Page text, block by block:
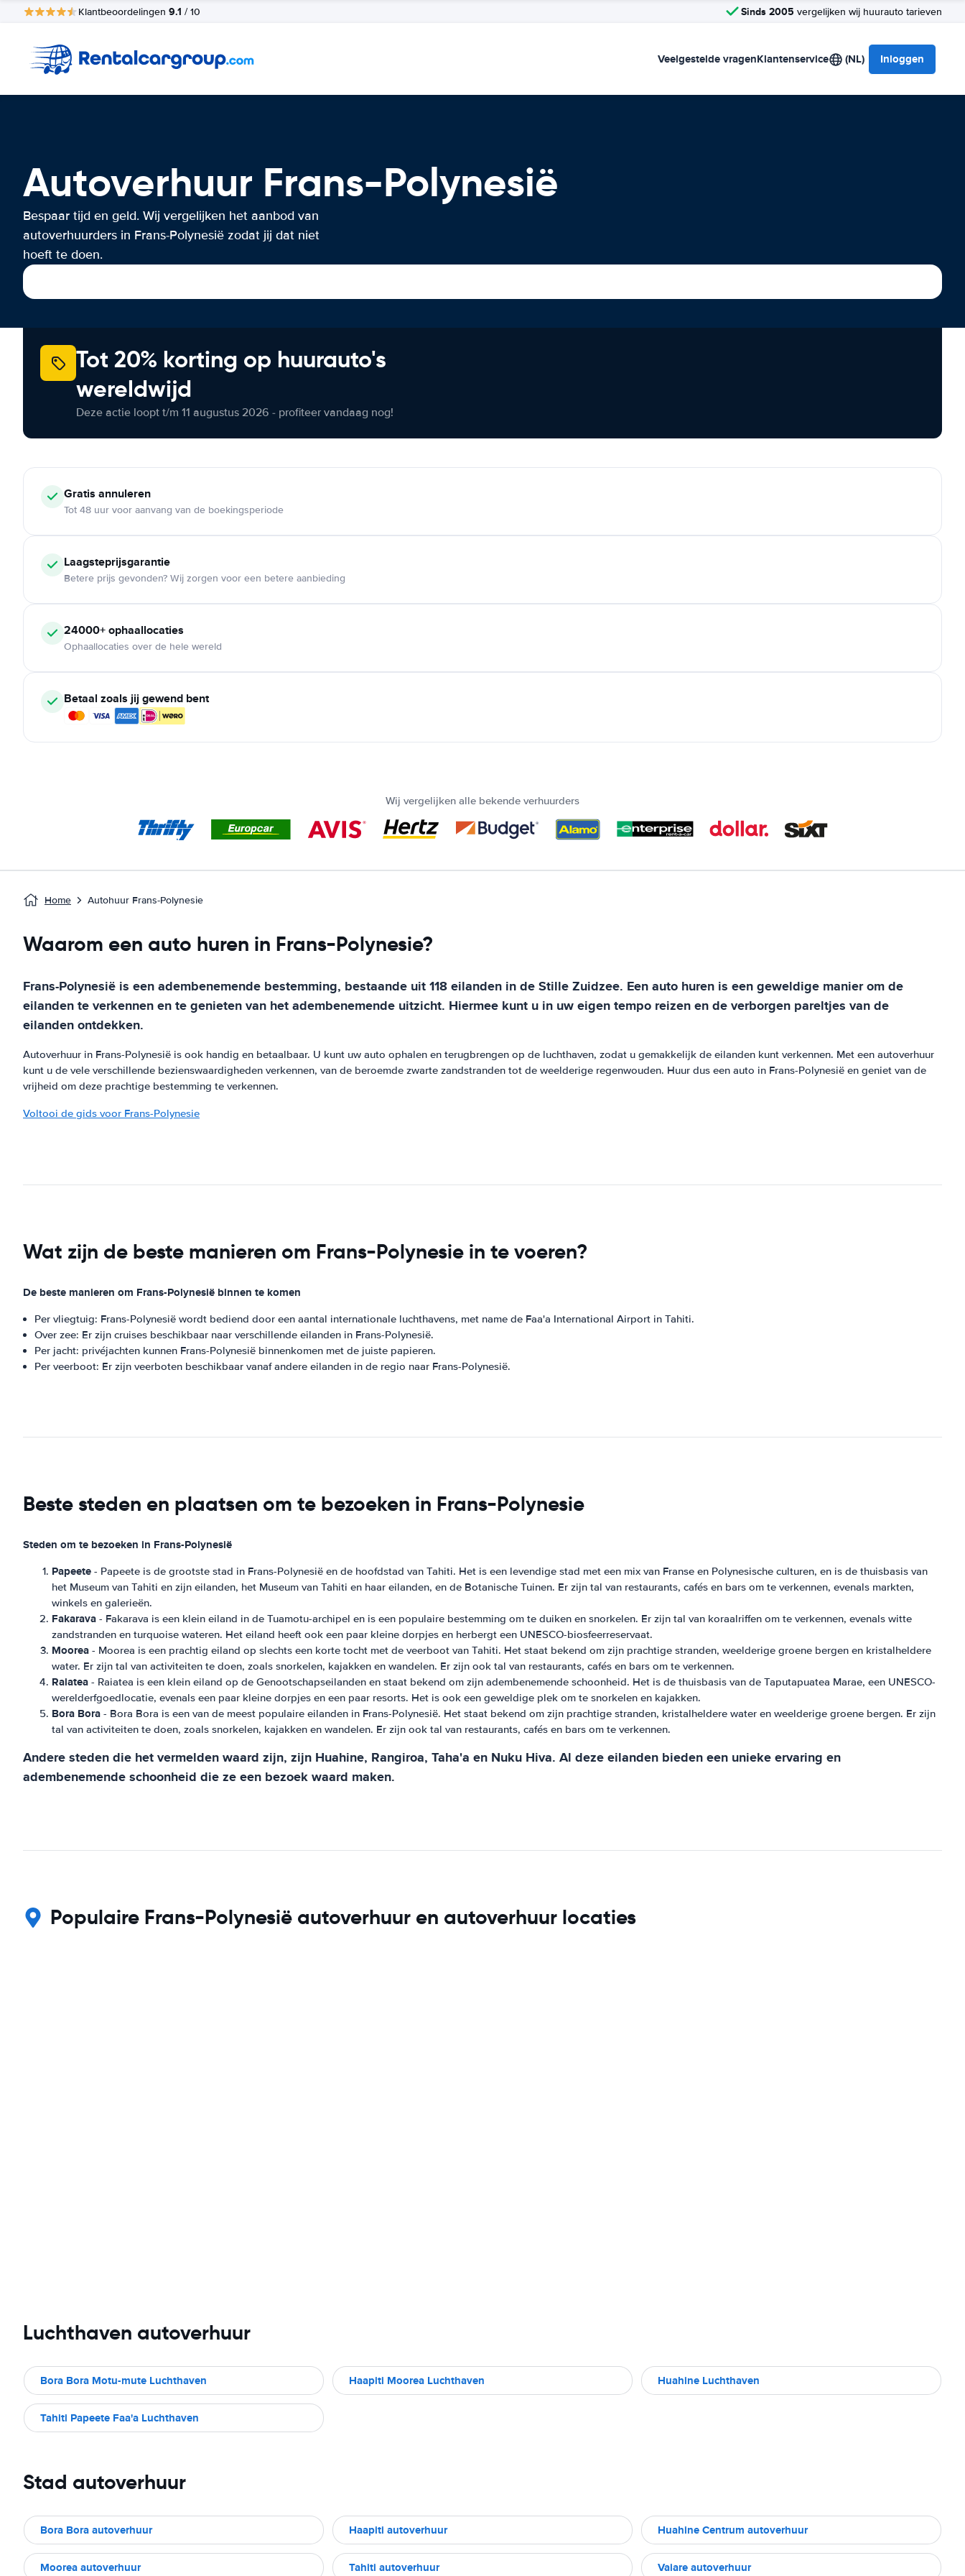
Klantbeoordelingen 9.1 / 10 Sinds 2005 vergelijken wij huurauto tarieven
Veelgestelde vragenKlantenservice (NL) Inloggen
Autoverhuur Frans-Polynesië
Bespaar tijd en geld. Wij vergelijken het aanbod van
autoverhuurders in Frans-Polynesië zodat jij dat niet
hoeft te doen.
Tot 20% korting op huurauto's
wereldwijd
Deze actie loopt t/m 11 augustus 2026 - profiteer vandaag nog!
Gratis annuleren
Tot 48 uur voor aanvang van de boekingsperiode
Laagsteprijsgarantie
Betere prijs gevonden? Wij zorgen voor een betere aanbieding
24000+ ophaallocaties
Ophaallocaties over de hele wereld
Betaal zoals jij gewend bent
Wij vergelijken alle bekende verhuurders
Home Autohuur Frans-Polynesie
Waarom een auto huren in Frans-Polynesie?
Frans-Polynesië is een adembenemende bestemming, bestaande uit 118 eilanden in de Stille Zuidzee. Een auto huren is een geweldige manier om de
eilanden te verkennen en te genieten van het adembenemende uitzicht. Hiermee kunt u in uw eigen tempo reizen en de verborgen pareltjes van de
eilanden ontdekken.
Autoverhuur in Frans-Polynesië is ook handig en betaalbaar. U kunt uw auto ophalen en terugbrengen op de luchthaven, zodat u gemakkelijk de eilanden kunt verkennen. Met een autoverhuur
kunt u de vele verschillende bezienswaardigheden verkennen, van de beroemde zwarte zandstranden tot de weelderige regenwouden. Huur dus een auto in Frans-Polynesië en geniet van de
vrijheid om deze prachtige bestemming te verkennen.
Voltooi de gids voor Frans-Polynesie
Wat zijn de beste manieren om Frans-Polynesie in te voeren?
De beste manieren om Frans-Polynesië binnen te komen
Per vliegtuig: Frans-Polynesië wordt bediend door een aantal internationale luchthavens, met name de Faa'a International Airport in Tahiti.
Over zee: Er zijn cruises beschikbaar naar verschillende eilanden in Frans-Polynesië.
Per jacht: privéjachten kunnen Frans-Polynesië binnenkomen met de juiste papieren.
Per veerboot: Er zijn veerboten beschikbaar vanaf andere eilanden in de regio naar Frans-Polynesië.
Beste steden en plaatsen om te bezoeken in Frans-Polynesie
Steden om te bezoeken in Frans-Polynesië
Papeete - Papeete is de grootste stad in Frans-Polynesië en de hoofdstad van Tahiti. Het is een levendige stad met een mix van Franse en Polynesische culturen, en is de thuisbasis van
het Museum van Tahiti en zijn eilanden, het Museum van Tahiti en haar eilanden, en de Botanische Tuinen. Er zijn tal van restaurants, cafés en bars om te verkennen, evenals markten,
winkels en galerieën.
Fakarava - Fakarava is een klein eiland in de Tuamotu-archipel en is een populaire bestemming om te duiken en snorkelen. Er zijn tal van koraalriffen om te verkennen, evenals witte
zandstranden en turquoise wateren. Het eiland heeft ook een paar kleine dorpjes en herbergt een UNESCO-biosfeerreservaat.
Moorea - Moorea is een prachtig eiland op slechts een korte tocht met de veerboot van Tahiti. Het staat bekend om zijn prachtige stranden, weelderige groene bergen en kristalheldere
water. Er zijn tal van activiteiten te doen, zoals snorkelen, kajakken en wandelen. Er zijn ook tal van restaurants, cafés en bars om te verkennen.
Raiatea - Raiatea is een klein eiland op de Genootschapseilanden en staat bekend om zijn adembenemende schoonheid. Het is de thuisbasis van de Taputapuatea Marae, een UNESCO-
werelderfgoedlocatie, evenals een paar kleine dorpjes en een paar resorts. Het is ook een geweldige plek om te snorkelen en kajakken.
Bora Bora - Bora Bora is een van de meest populaire eilanden in Frans-Polynesië. Het staat bekend om zijn prachtige stranden, kristalheldere water en weelderige groene bergen. Er zijn
tal van activiteiten te doen, zoals snorkelen, kajakken en wandelen. Er zijn ook tal van restaurants, cafés en bars om te verkennen.
Andere steden die het vermelden waard zijn, zijn Huahine, Rangiroa, Taha'a en Nuku Hiva. Al deze eilanden bieden een unieke ervaring en
adembenemende schoonheid die ze een bezoek waard maken.
Populaire Frans-Polynesië autoverhuur en autoverhuur locaties
Luchthaven autoverhuur
Bora Bora Motu-mute Luchthaven Haapiti Moorea Luchthaven Huahine Luchthaven
Tahiti Papeete Faa'a Luchthaven
Stad autoverhuur
Bora Bora autoverhuur Haapiti autoverhuur Huahine Centrum autoverhuur
Moorea autoverhuur Tahiti autoverhuur Vaiare autoverhuur